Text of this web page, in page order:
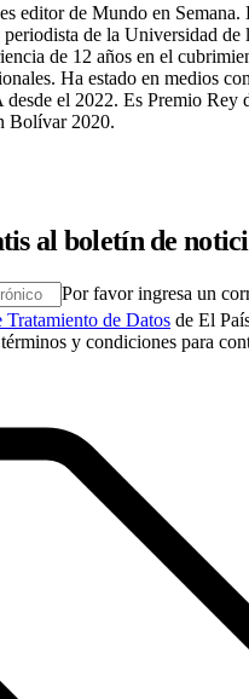
editor de Mundo en Semana.
de la Universidad de
de 12 años en el
Ha estado en medios
el 2022. Es Premio Rey
Bolívar 2020.
al boletín de
Por favor ingresa un
Tratamiento de Datos de El
y condiciones para